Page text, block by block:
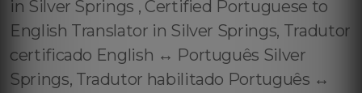
in Silver Springs , Certified Portuguese to
English Translator in Silver Springs, Tradutor
certificado English ↔️ Português Silver
Springs, Tradutor habilitado Português ↔️